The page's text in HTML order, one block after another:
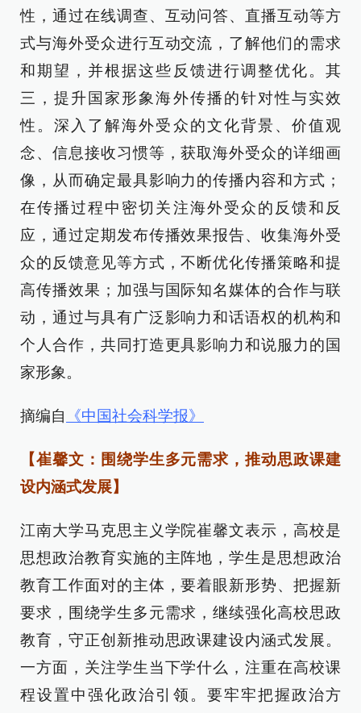
性，通过在线调查、互动问答、直播互动等方
式与海外受众进行互动交流，了解他们的需求
和期望，并根据这些反馈进行调整优化。其
三，提升国家形象海外传播的针对性与实效
性。深入了解海外受众的文化背景、价值观
念、信息接收习惯等，获取海外受众的详细画
像，从而确定最具影响力的传播内容和方式；
在传播过程中密切关注海外受众的反馈和反
应，通过定期发布传播效果报告、收集海外受
众的反馈意见等方式，不断优化传播策略和提
高传播效果；加强与国际知名媒体的合作与联
动，通过与具有广泛影响力和话语权的机构和
个人合作，共同打造更具影响力和说服力的国
家形象。
摘编自 《中国社会科学报》
【崔馨文：围绕学生多元需求，推动思政课建
设内涵式发展】
江南大学马克思主义学院崔馨文表示，高校是
思想政治教育实施的主阵地，学生是思想政治
教育工作面对的主体，要着眼新形势、把握新
要求，围绕学生多元需求，继续强化高校思政
教育，守正创新推动思政课建设内涵式发展。
一方面，关注学生当下学什么，注重在高校课
程设置中强化政治引领。要牢牢把握政治方